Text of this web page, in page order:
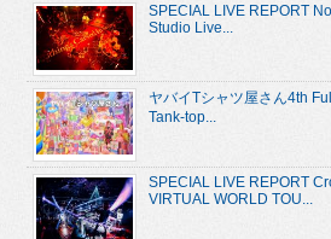
SPECIAL LIVE REPORT
Studio Live...
ヤバイTシャツ屋さん4th
Tank-top...
SPECIAL LIVE REPORT
VIRTUAL WORLD TOU...